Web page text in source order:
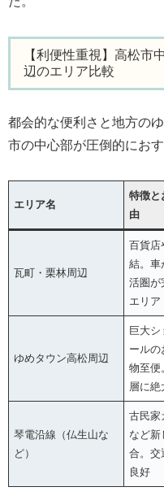
【利便性重視】高松市
辺のエリア比較
都会的な便利さと地方の
市の中心部が圧倒的におす
エリア名
特徴と
由
瓦町・栗林周辺
百貨店
結。車
活圏が
エリア
ゆめタウン高松周辺
巨大シ
ールの
物至便
層に
琴電沿線（仏生山な
ど）
古民家
など新
合。交
良好